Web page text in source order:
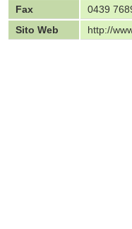
Fax
0439
Sito Web
http://